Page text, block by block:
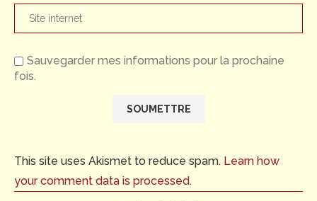
Sauvegarder mes informations pour la prochaine
fois.
This site uses Akismet to reduce spam. Learn how
your comment data is processed.